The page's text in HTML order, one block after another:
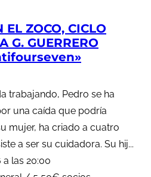
EL ZOCO, CICLO
G. GUERRERO
trabajando, Pedro se ha
una caída que podría
mujer, ha criado a cuatro
a ser su cuidadora. Su hij...
las 20:00